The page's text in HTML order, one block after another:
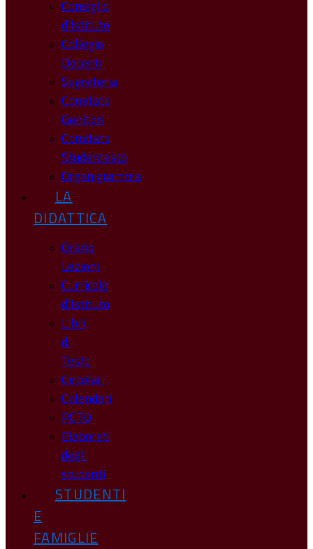
Consiglio
d’Istituto
Collegio
Docenti
Segreteria
Comitato
Genitori
Comitato
Studentesco
Organigramma
LA
DIDATTICA
Orario
Lezioni
Curricolo
d’Istituto
Libri
di
Testo
Circolari
Calendari
PCTO
Elaborati
degli
studenti
STUDENTI
E
FAMIGLIE